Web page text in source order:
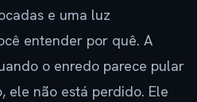
e uma luz
entender por quê. A
o enredo parece pular
ele não está perdido. Ele